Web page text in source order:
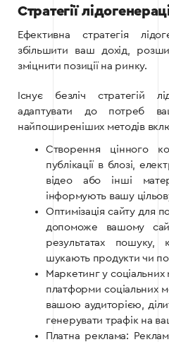
Стратегії
Ефективна стратегія
збільшити ваш дохід,
зміцнити позиції на ринку.
Існує безліч стратегій
адаптувати до потреб
найпоширеніших методів
Створення цінного
публікації в блозі,
відео або інші
інформують вашу
Оптимізація сайту для
допоможе вашому
результатах пошуку,
шукають продукти чи
Маркетинг у
платформи соціальних
вашою аудиторією,
генерувати трафік на
Платна реклама: